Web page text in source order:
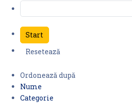
Ordonează după
Nume
Categorie